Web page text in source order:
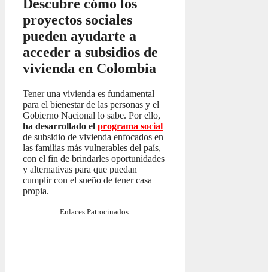
Descubre cómo los
proyectos sociales
pueden ayudarte a
acceder a subsidios de
vivienda en Colombia
Tener una vivienda es fundamental
para el bienestar de las personas y el
Gobierno Nacional lo sabe. Por ello,
ha desarrollado el programa social
de subsidio de vivienda enfocados en
las familias más vulnerables del país,
con el fin de brindarles oportunidades
y alternativas para que puedan
cumplir con el sueño de tener casa
propia.
Enlaces Patrocinados: